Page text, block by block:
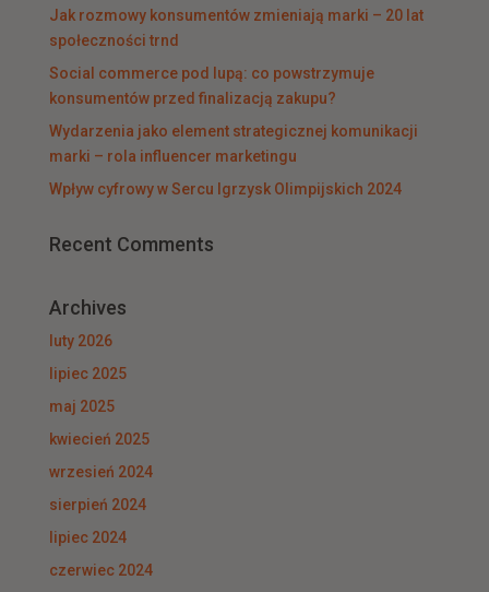
Jak rozmowy konsumentów zmieniają marki – 20 lat
społeczności trnd
Social commerce pod lupą: co powstrzymuje
konsumentów przed finalizacją zakupu?
Wydarzenia jako element strategicznej komunikacji
marki – rola influencer marketingu
Wpływ cyfrowy w Sercu Igrzysk Olimpijskich 2024
Recent Comments
Archives
luty 2026
lipiec 2025
maj 2025
kwiecień 2025
wrzesień 2024
sierpień 2024
lipiec 2024
czerwiec 2024